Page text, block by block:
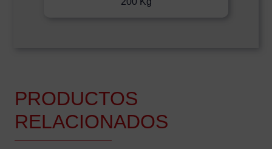
PRODUCTOS
RELACIONADOS